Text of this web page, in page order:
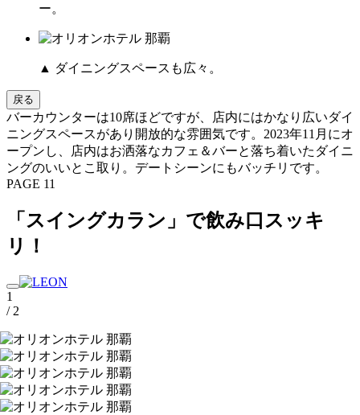
ー。
▲ ダイニングスペースも広々。
戻る
バーカウンターは10席ほどですが、店内にはかなり広いダイ
ニングスペースがあり開放的な雰囲気です。2023年11月にオ
ープンし、店内はお洒落なカフェ＆バーと落ち着いたダイニ
ングのいいとこ取り。デートシーンにもバッチリです。
PAGE 11
「スイングカラン」で飲み口スッキ
リ！
1
/ 2